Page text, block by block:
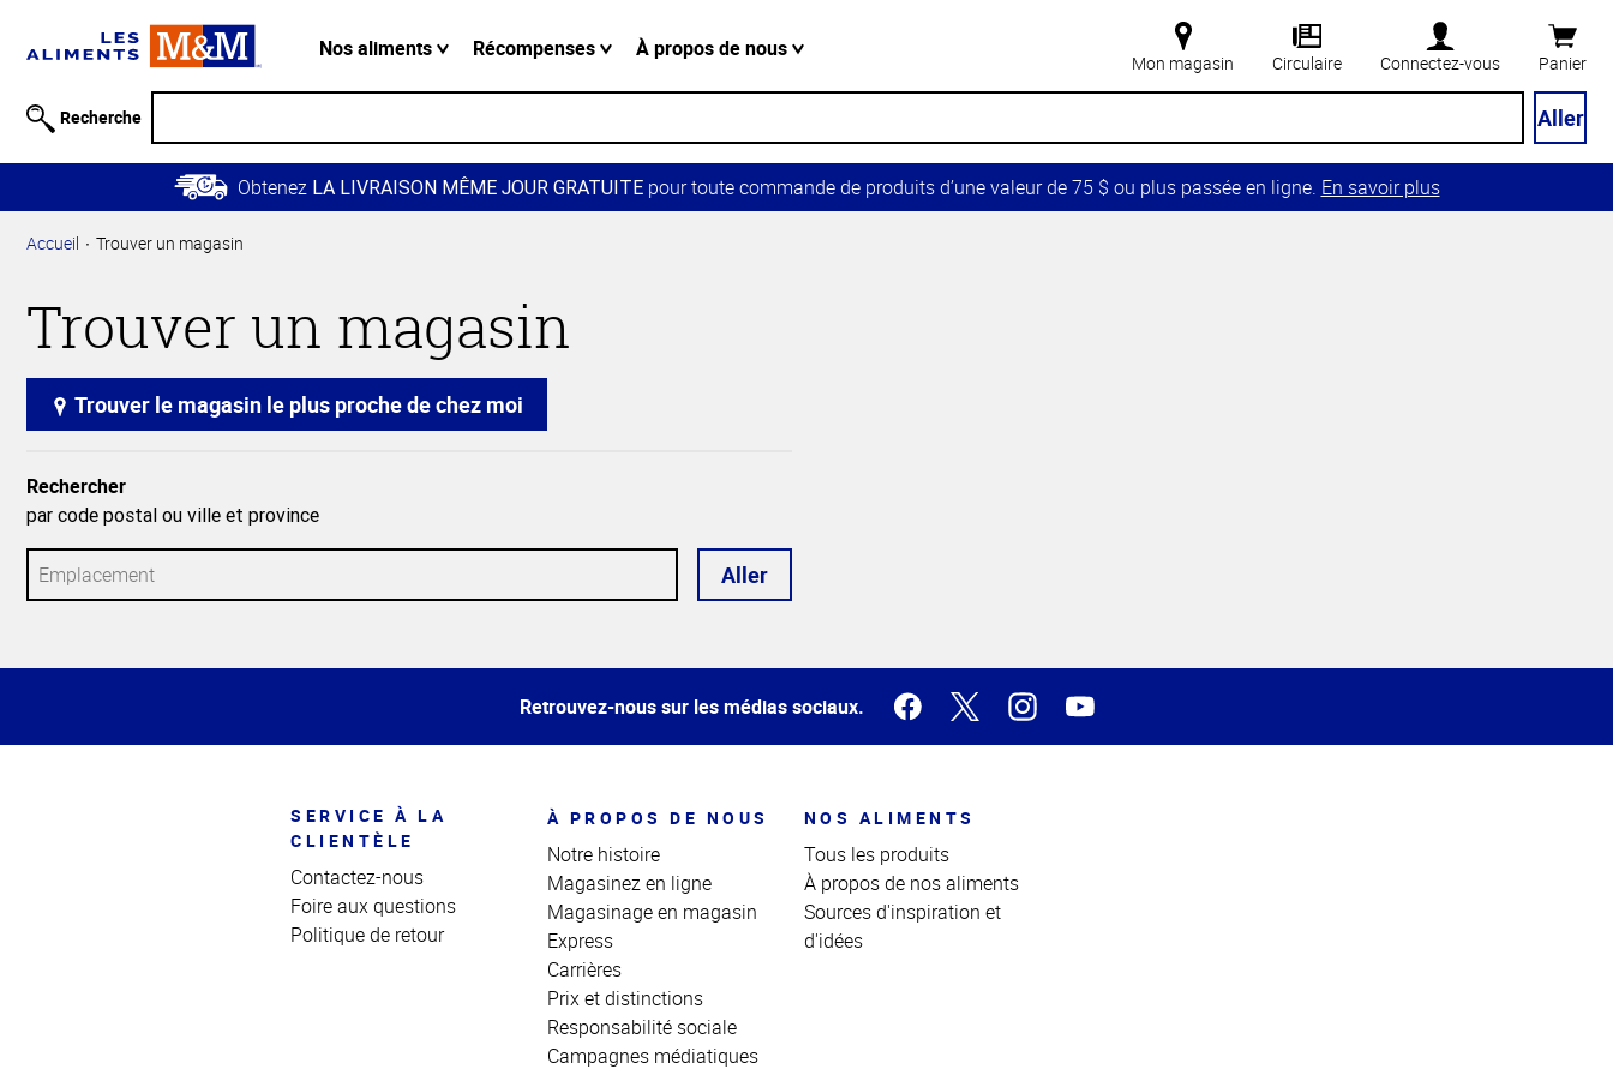
relative à
Passer
contenu
Retour à
principale
Nos aliments Récompenses À propos de nous
Mon magasin Circulaire Connectez-vous Panier
Recherche Aller
Obtenez LA LIVRAISON MÊME JOUR GRATUITEpour toute commande de produits d’une valeur de 75 $ ou plus passée en ligne. En savoir plus
Accueil Trouver un magasin
Trouver un magasin
Trouver le magasin le plus proche de chez moi
Rechercher
par code postal ou ville et province
Aller
de la
Retrouvez-nous sur les médias sociaux.
SERVICE À LA
CLIENTÈLE
Contactez-nous
Foire aux questions
Politique de retour
À PROPOS DE NOUS
Notre histoire
Magasinez en ligne
Magasinage en magasin
Express
Carrières
Prix et distinctions
Responsabilité sociale
Campagnes médiatiques
NOS ALIMENTS
Tous les produits
À propos de nos aliments
Sources d'inspiration et
d'idées